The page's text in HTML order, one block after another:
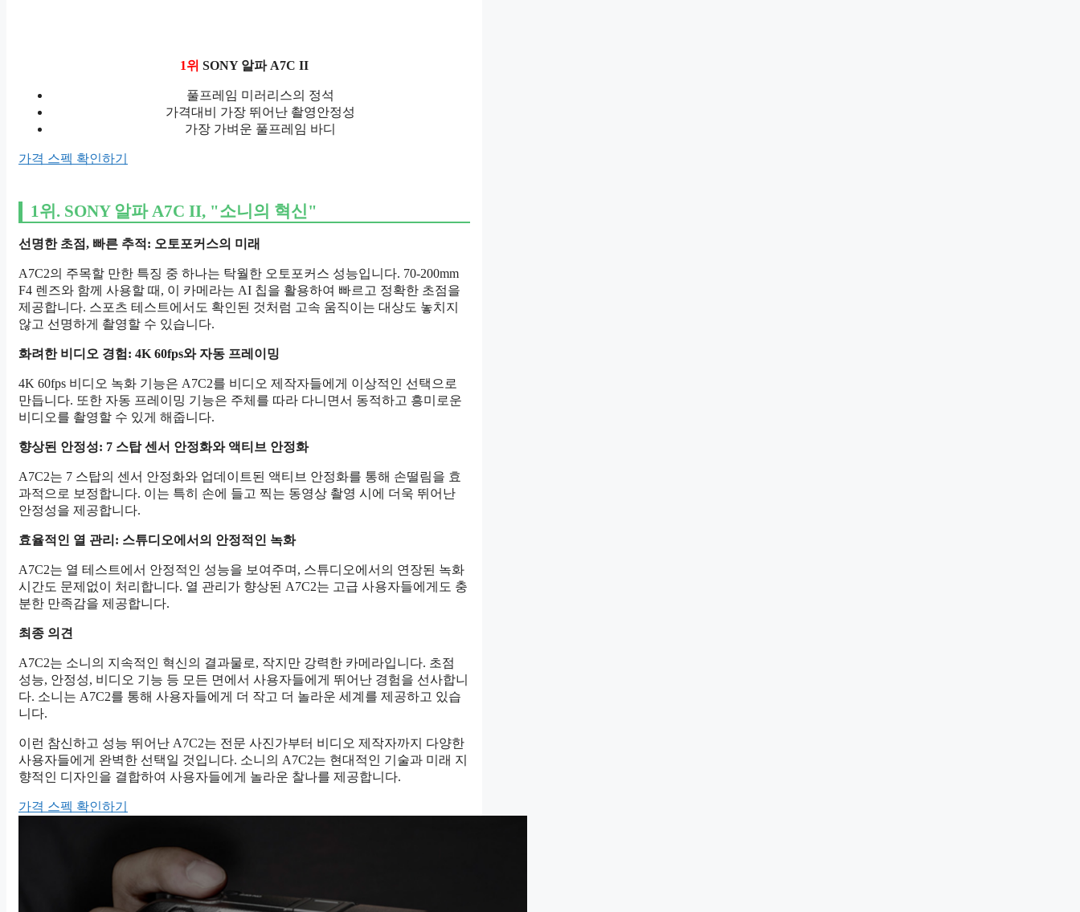
1위 SONY 알파 A7C II
풀프레임 미러리스의 정석
가격대비 가장 뛰어난 촬영안정성
가장 가벼운 풀프레임 바디
가격 스펙 확인하기
1위. SONY 알파 A7C II, "소니의 혁신"
선명한 초점, 빠른 추적: 오토포커스의 미래
A7C2의 주목할 만한 특징 중 하나는 탁월한 오토포커스 성능입니다. 70-200mm
F4 렌즈와 함께 사용할 때, 이 카메라는 AI 칩을 활용하여 빠르고 정확한 초점을
제공합니다. 스포츠 테스트에서도 확인된 것처럼 고속 움직이는 대상도 놓치지
않고 선명하게 촬영할 수 있습니다.
화려한 비디오 경험: 4K 60fps와 자동 프레이밍
4K 60fps 비디오 녹화 기능은 A7C2를 비디오 제작자들에게 이상적인 선택으로
만듭니다. 또한 자동 프레이밍 기능은 주체를 따라 다니면서 동적하고 흥미로운
비디오를 촬영할 수 있게 해줍니다.
향상된 안정성: 7 스탑 센서 안정화와 액티브 안정화
A7C2는 7 스탑의 센서 안정화와 업데이트된 액티브 안정화를 통해 손떨림을 효
과적으로 보정합니다. 이는 특히 손에 들고 찍는 동영상 촬영 시에 더욱 뛰어난
안정성을 제공합니다.
효율적인 열 관리: 스튜디오에서의 안정적인 녹화
A7C2는 열 테스트에서 안정적인 성능을 보여주며, 스튜디오에서의 연장된 녹화
시간도 문제없이 처리합니다. 열 관리가 향상된 A7C2는 고급 사용자들에게도 충
분한 만족감을 제공합니다.
최종 의견
A7C2는 소니의 지속적인 혁신의 결과물로, 작지만 강력한 카메라입니다. 초점
성능, 안정성, 비디오 기능 등 모든 면에서 사용자들에게 뛰어난 경험을 선사합니
다. 소니는 A7C2를 통해 사용자들에게 더 작고 더 놀라운 세계를 제공하고 있습
니다.
이런 참신하고 성능 뛰어난 A7C2는 전문 사진가부터 비디오 제작자까지 다양한
사용자들에게 완벽한 선택일 것입니다. 소니의 A7C2는 현대적인 기술과 미래 지
향적인 디자인을 결합하여 사용자들에게 놀라운 찰나를 제공합니다.
가격 스펙 확인하기